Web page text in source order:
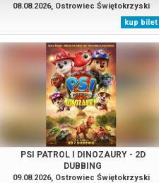
08.08.2026, Ostrowiec Świętokrzyski
kup bilet
PSI PATROL I DINOZAURY - 2D
DUBBING
09.08.2026, Ostrowiec Świętokrzyski